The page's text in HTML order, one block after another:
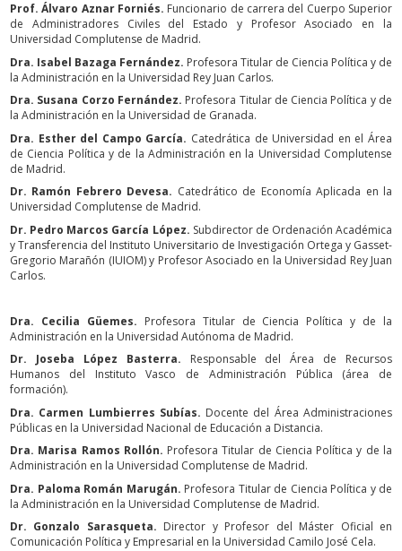
Prof. Álvaro Aznar Forniés. Funcionario de carrera del Cuerpo Superior
de Administradores Civiles del Estado y Profesor Asociado en la
Universidad Complutense de Madrid.
Dra. Isabel Bazaga Fernández. Profesora Titular de Ciencia Política y de
la Administración en la Universidad Rey Juan Carlos.
Dra. Susana Corzo Fernández. Profesora Titular de Ciencia Política y de
la Administración en la Universidad de Granada.
Dra. Esther del Campo García. Catedrática de Universidad en el Área
de Ciencia Política y de la Administración en la Universidad Complutense
de Madrid.
Dr. Ramón Febrero Devesa. Catedrático de Economía Aplicada en la
Universidad Complutense de Madrid.
Dr. Pedro Marcos García López. Subdirector de Ordenación Académica
y Transferencia del Instituto Universitario de Investigación Ortega y Gasset-
Gregorio Marañón (IUIOM) y Profesor Asociado en la Universidad Rey Juan
Carlos.
Dra. Cecilia Güemes. Profesora Titular de Ciencia Política y de la
Administración en la Universidad Autónoma de Madrid.
Dr. Joseba López Basterra. Responsable del Área de Recursos
Humanos del Instituto Vasco de Administración Pública (área de
formación).
Dra. Carmen Lumbierres Subías. Docente del Área Administraciones
Públicas en la Universidad Nacional de Educación a Distancia.
Dra. Marisa Ramos Rollón. Profesora Titular de Ciencia Política y de la
Administración en la Universidad Complutense de Madrid.
Dra. Paloma Román Marugán. Profesora Titular de Ciencia Política y de
la Administración en la Universidad Complutense de Madrid.
Dr. Gonzalo Sarasqueta. Director y Profesor del Máster Oficial en
Comunicación Política y Empresarial en la Universidad Camilo José Cela.